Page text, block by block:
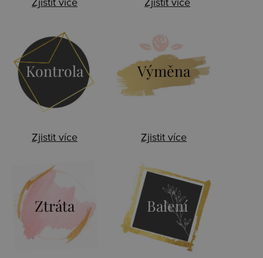
Zjistit více Zjistit více
Kontrola
Zjistit více
Výměna
Zjistit více
Ztráta Balení